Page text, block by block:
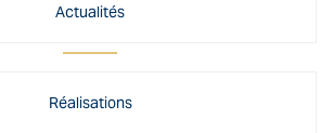
Actualités
Réalisations